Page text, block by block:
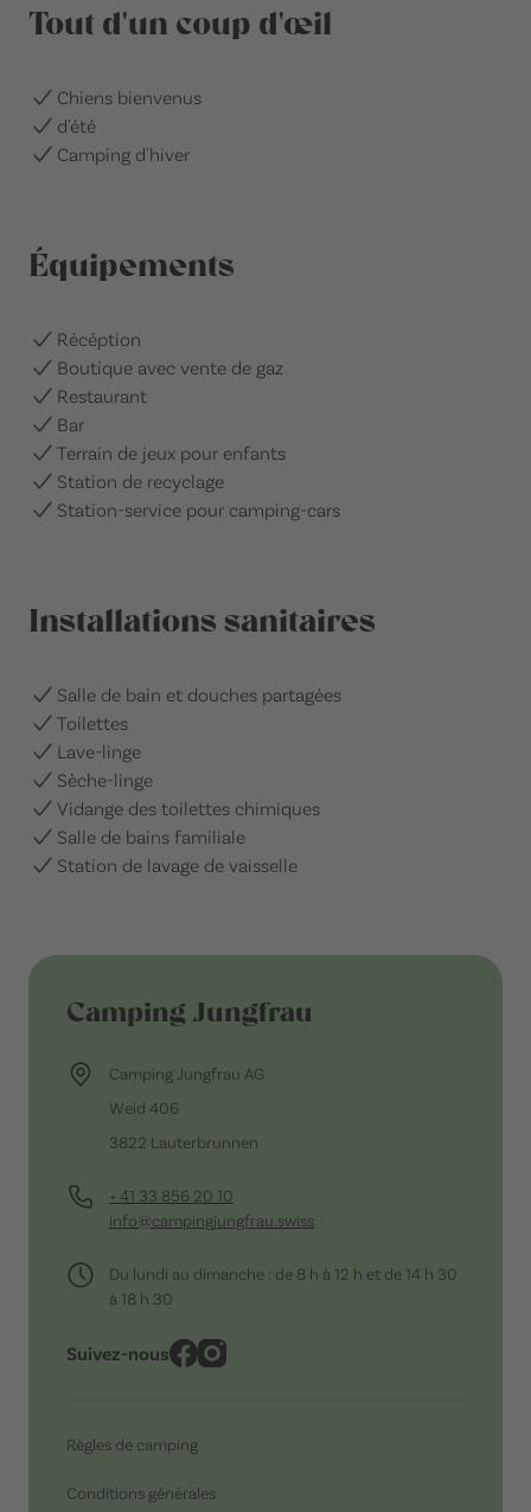
Tout d'un coup d'œil
Chiens bienvenus
d'été
Camping d'hiver
Équipements
Récéption
Boutique avec vente de gaz
Restaurant
Bar
Terrain de jeux pour enfants
Station de recyclage
Station-service pour camping-cars
Installations sanitaires
Salle de bain et douches partagées
Toilettes
Lave-linge
Sèche-linge
Vidange des toilettes chimiques
Salle de bains familiale
Station de lavage de vaisselle
Camping Jungfrau
Camping Jungfrau AG
Weid 406
3822 Lauterbrunnen
+ 41 33 856 20 10
info@campingjungfrau.swiss
Du lundi au dimanche : de 8 h à 12 h et de 14 h 30
à 18 h 30
Suivez-nous
Règles de camping
Conditions générales